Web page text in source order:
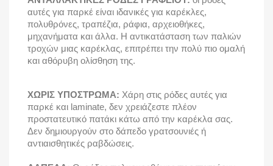
αυτές για παρκέ είναι ιδανικές για καρέκλες,
πολυθρόνες, τραπέζια, ράφια, αρχειοθήκες,
μηχανήματα και άλλα. Η αντικατάσταση των παλιών
τροχών μιας καρέκλας, επιτρέπει την πολύ πιο ομαλή
και αθόρυβη ολίσθηση της.
ΧΩΡΙΣ ΥΠΟΣΤΡΩΜΑ: Χάρη στις ρόδες αυτές για
παρκέ και laminate, δεν χρειάζεστε πλέον
προστατευτικό πατάκι κάτω από την καρέκλα σας.
Δεν δημιουργούν στο δάπεδο γρατσουνιές ή
αντιαισθητικές ραβδώσεις.